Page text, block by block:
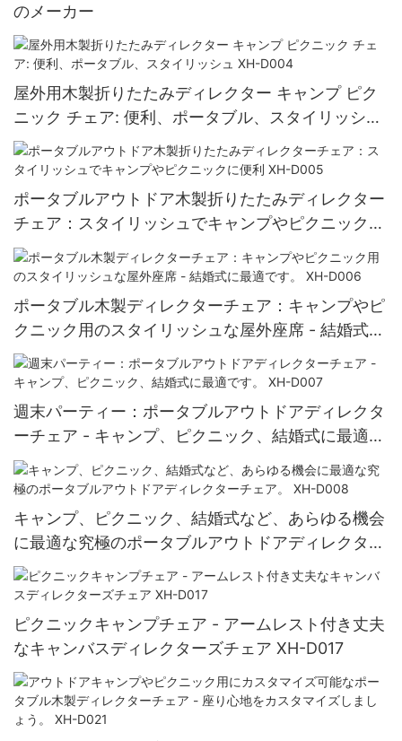
のメーカー
屋外用木製折りたたみディレクター キャンプ ピク
ニック チェア: 便利、ポータブル、スタイリッシュ
XH-D004
ポータブルアウトドア木製折りたたみディレクター
チェア：スタイリッシュでキャンプやピクニックに
便利 XH-D005
ポータブル木製ディレクターチェア：キャンプやピ
クニック用のスタイリッシュな屋外座席 - 結婚式に
最適です。 XH-D006
週末パーティー：ポータブルアウトドアディレクタ
ーチェア - キャンプ、ピクニック、結婚式に最適で
す。 XH-D007
キャンプ、ピクニック、結婚式など、あらゆる機会
に最適な究極のポータブルアウトドアディレクター
チェア。 XH-D008
ピクニックキャンプチェア - アームレスト付き丈夫
なキャンバスディレクターズチェア XH-D017